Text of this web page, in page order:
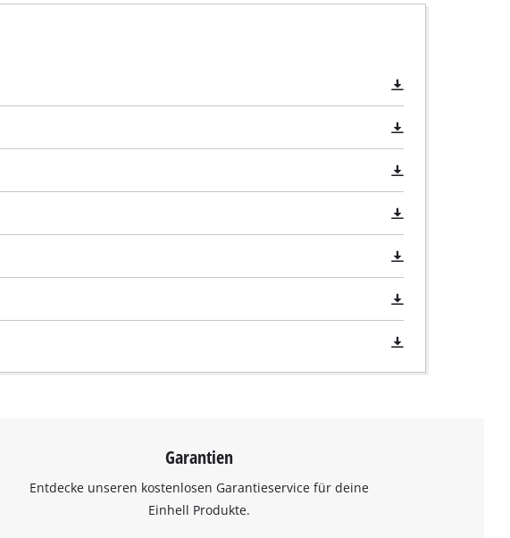
Garantien
Entdecke unseren kostenlosen Garantieservice für deine
Einhell Produkte.